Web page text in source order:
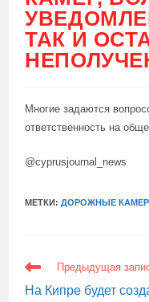
ТАК И
Многие задаются
ответственность на
@cyprusjournal_news
МЕТКИ:ДОРОЖНЫЕ
ЕЩЕ
СТАТЬИ
Предыдущая
На Кипре будет